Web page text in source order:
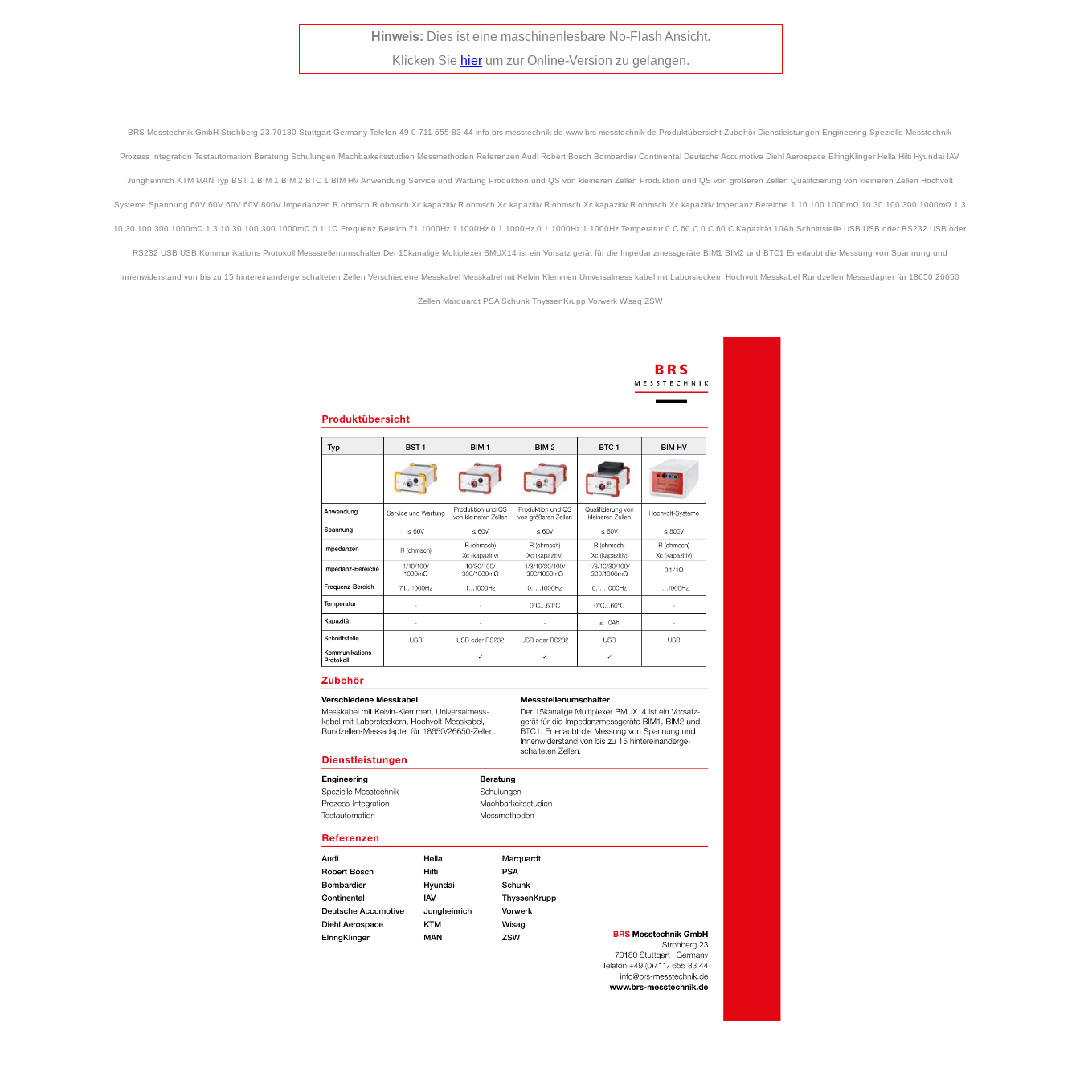
BRS Messtechnik GmbH Strohberg 23 70180 Stuttgart Germany Telefon 49 0 711 655 83 44 info brs messtechnik de www brs messtechnik de Produktübersicht Zubehör Dienstleistungen Engineering Spezielle Messtechnik
Prozess Integration Testautomation Beratung Schulungen Machbarkeitsstudien Messmethoden Referenzen Audi Robert Bosch Bombardier Continental Deutsche Accumotive Diehl Aerospace ElringKlinger Hella Hilti Hyundai IAV
Jungheinrich KTM MAN Typ BST 1 BIM 1 BIM 2 BTC 1 BIM HV Anwendung Service und Wartung Produktion und QS von kleineren Zellen Produktion und QS von größeren Zellen Qualifizierung von kleineren Zellen Hochvolt
Systeme Spannung 60V 60V 60V 60V 800V Impedanzen R ohmsch R ohmsch Xc kapazitiv R ohmsch Xc kapazitiv R ohmsch Xc kapazitiv R ohmsch Xc kapazitiv Impedanz Bereiche 1 10 100 1000mΩ 10 30 100 300 1000mΩ 1 3
10 30 100 300 1000mΩ 1 3 10 30 100 300 1000mΩ 0 1 1Ω Frequenz Bereich 71 1000Hz 1 1000Hz 0 1 1000Hz 0 1 1000Hz 1 1000Hz Temperatur 0 C 60 C 0 C 60 C Kapazität 10Ah Schnittstelle USB USB oder RS232 USB oder
RS232 USB USB Kommunikations Protokoll Messstellenumschalter Der 15kanalige Multiplexer BMUX14 ist ein Vorsatz gerät für die Impedanzmessgeräte BIM1 BIM2 und BTC1 Er erlaubt die Messung von Spannung und
Innenwiderstand von bis zu 15 hintereinanderge schalteten Zellen Verschiedene Messkabel Messkabel mit Kelvin Klemmen Universalmess kabel mit Laborsteckern Hochvolt Messkabel Rundzellen Messadapter für 18650 26650
Zellen Marquardt PSA Schunk ThyssenKrupp Vorwerk Wisag ZSW
Hinweis: Dies ist eine maschinenlesbare No-Flash Ansicht.
Klicken Sie hier um zur Online-Version zu gelangen.